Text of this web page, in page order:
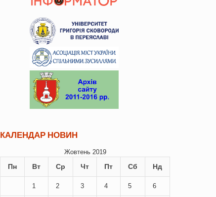
КАЛЕНДАР НОВИН
Жовтень 2019
Пн Вт Ср Чт Пт Сб Нд
1 2 3 4 5 6